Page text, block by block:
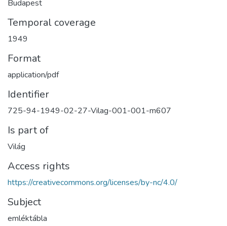
Budapest
Temporal coverage
1949
Format
application/pdf
Identifier
725-94-1949-02-27-Vilag-001-001-m607
Is part of
Világ
Access rights
https://creativecommons.org/licenses/by-nc/4.0/
Subject
emléktábla